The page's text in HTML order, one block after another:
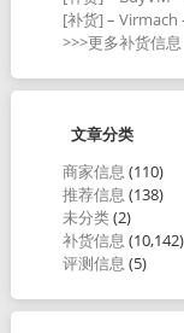
[补货] – Virmach
>>>更多补货信息
文章分类
商家信息 (110)
推荐信息 (138)
未分类(2)
补货信息 (10,142)
评测信息 (5)